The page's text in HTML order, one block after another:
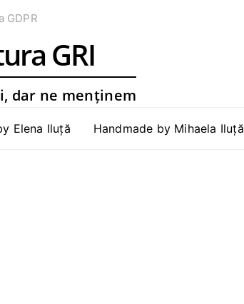
GDPR
GRI
dar ne menținem
Elena Iluță Handmade by Mihaela Iluță